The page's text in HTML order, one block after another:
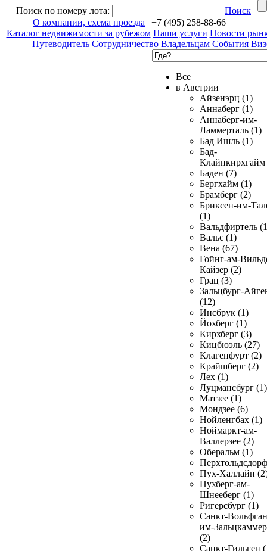
Поиск по номеру лота:
Поиск
О компании, схема проезда | +7 (495) 258-88-66
Каталог недвижимости за рубежом Наши услуги Новости
Путеводитель Сотрудничество Владельцам События
Все
в Австрии
Айзенэрц (1)
Аннаберг (1)
Аннаберг-им-
Ламмерталь (1)
Бад Ишль (1)
Бад-
Клайнкирхгайм
Баден (7)
Бергхайм (1)
Брамберг (2)
Бриксен-им-
(1)
Вальдфиртель
Вальс (1)
Вена (67)
Гойнг-ам-
Кайзер (2)
Грац (3)
Зальцбург-
(12)
Инсбрук (1)
Йохберг (1)
Кирхберг (3)
Кицбюэль (27)
Клагенфурт (2)
Крайшберг (2)
Лех (1)
Луцмансбург (1)
Матзее (1)
Мондзее (6)
Нойленгбах (1)
Ноймаркт-ам-
Валлерзее (2)
Оберальм (1)
Пух-Халлайн
Пухберг-ам-
Шнееберг (1)
Ригерсбург (1)
Санкт-
им-
(2)
Санкт-Гильген